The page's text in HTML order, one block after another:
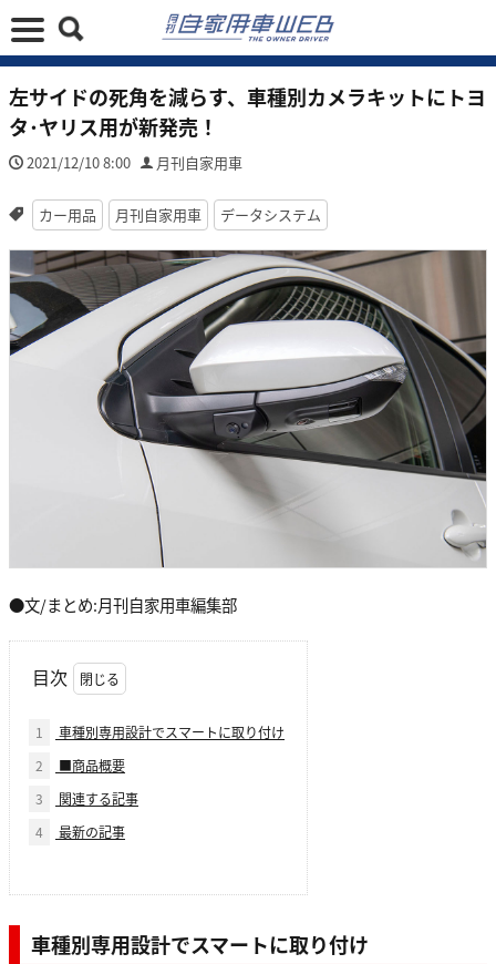
左サイドの死角を減らす、車種別カメラキットにトヨ
タ･ヤリス用が新発売！
2021/12/10 8:00 月刊自家用車
カー用品 月刊自家用車 データシステム
●文/まとめ:月刊自家用車編集部
目次
1
車種別専用設計でスマートに取り付け
2
■商品概要
3
関連する記事
4
最新の記事
車種別専用設計でスマートに取り付け